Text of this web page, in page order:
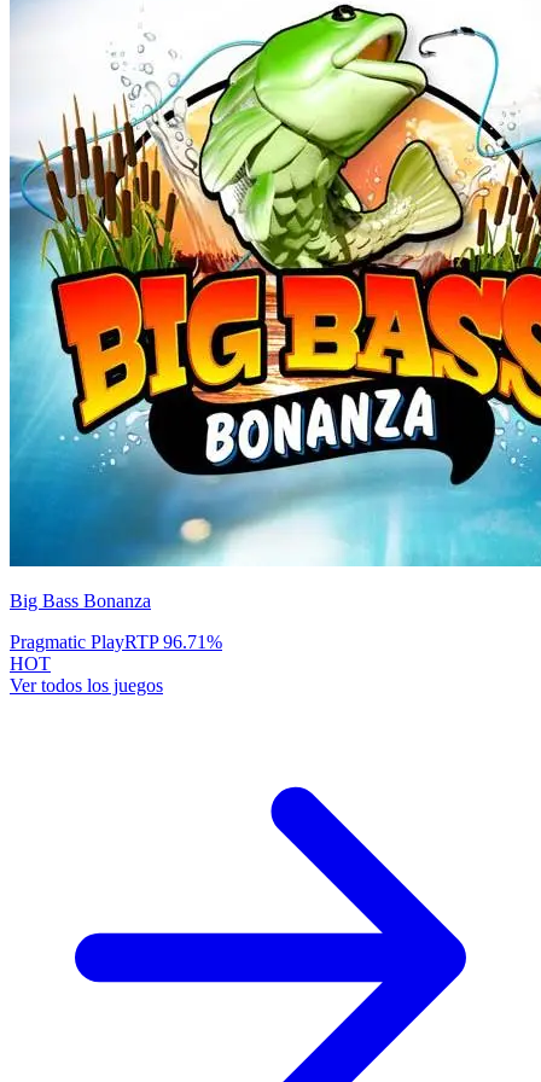
Big Bass Bonanza
Pragmatic PlayRTP96.71%
HOT
Ver todos los juegos